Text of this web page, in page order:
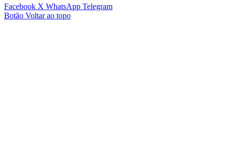
Facebook X WhatsApp Telegram
Botão Voltar ao topo